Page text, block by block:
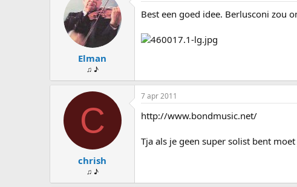
Elman
♫ ♪
Best een goed idee. Berlusconi zou
C
chrish
♫ ♪
7 apr 2011
http://www.bondmusic.net/
Tja als je geen super solist bent